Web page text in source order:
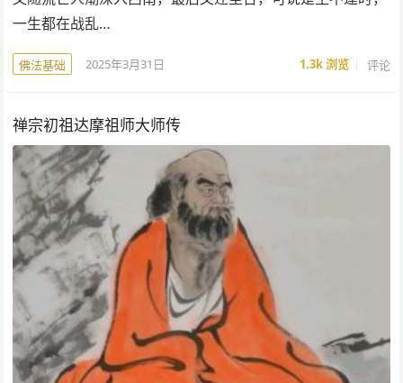
一生都在战乱…
佛法基础 2025年3月31日 1.3k浏览 评论
禅宗初祖达摩祖师大师传